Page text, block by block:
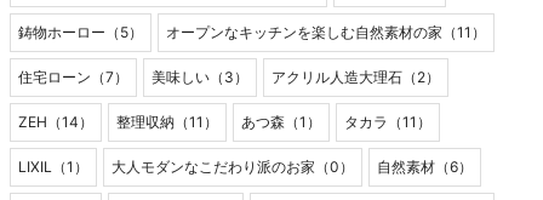
鋳物ホーロー（5） オープンなキッチンを楽しむ自然素材の家（11）
住宅ローン（7） 美味しい（3） アクリル人造大理石（2）
ZEH（14） 整理収納（11） あつ森（1） タカラ（11）
LIXIL（1） 大人モダンなこだわり派のお家（0） 自然素材（6）